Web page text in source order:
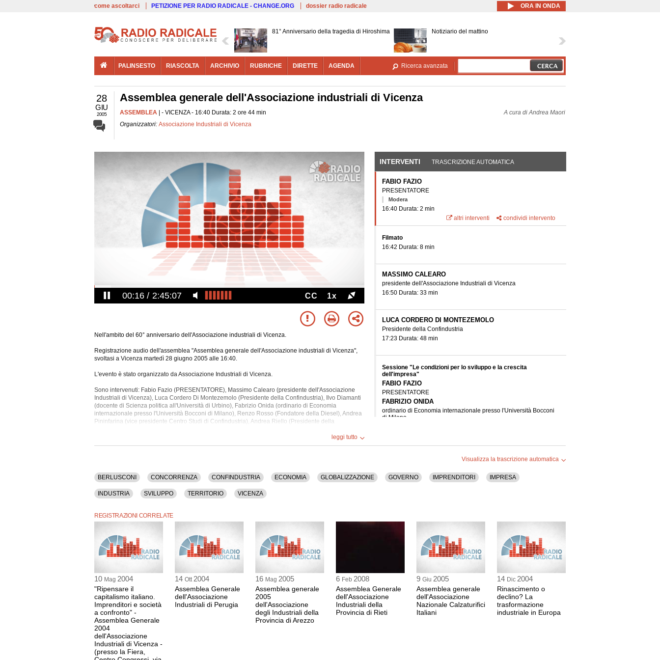
Salta al contenuto principale
come ascoltarci PETIZIONE PER RADIO RADICALE - CHANGE.ORG dossier radio radicale ORA IN ONDA
81° Anniversario della tragedia di Hiroshima Notiziario del mattino
PALINSESTO RIASCOLTA ARCHIVIO RUBRICHE DIRETTE AGENDA Ricerca avanzata
28
GIU
2005
Assemblea generale dell'Associazione industriali di Vicenza
ASSEMBLEA | - VICENZA - 16:40 Durata: 2 ore 44 min A cura diAndrea Maori
Organizzatori: Associazione Industriali di Vicenza
00:17 2:45:07 CC 1x
Nell'ambito del 60° anniversario dell'Associazione industriali di Vicenza.
Registrazione audio dell'assemblea "Assemblea generale dell'Associazione industriali di Vicenza",
svoltasi a Vicenza martedì 28 giugno 2005 alle 16:40.
L'evento è stato organizzato da Associazione Industriali di Vicenza.
Sono intervenuti: Fabio Fazio (PRESENTATORE), Massimo Calearo (presidente dell'Associazione
Industriali di Vicenza), Luca Cordero Di Montezemolo (Presidente della Confindustria), Ilvo Diamanti
(docente di Scienza politica all'Università di Urbino), Fabrizio Onida (ordinario di Economia
internazionale presso l'Università Bocconi di Milano), Renzo Rosso (Fondatore della Diesel), Andrea
Pininfarina (vice presidente Centro Studi di Confindustria), Andrea Riello (Presidente della
La registrazione audio dell'assemblea ha una durata di 2 ore e 44 minuti.
leggi tutto
INTERVENTI (SCHEDA ATTIVA)
TRASCRIZIONE AUTOMATICA
FABIO FAZIO
PRESENTATORE
Modera
16:40 Durata: 2 min
altri interventi
condividi intervento
Filmato
16:42 Durata: 8 min
MASSIMO CALEARO
presidente dell'Associazione Industriali di Vicenza
16:50 Durata: 33 min
LUCA CORDERO DI MONTEZEMOLO
Presidente della Confindustria
17:23 Durata: 48 min
Sessione "Le condizioni per lo sviluppo e la crescita
dell'impresa"
FABIO FAZIO
PRESENTATORE
FABRIZIO ONIDA
ordinario di Economia internazionale presso l'Università Bocconi
di Milano
18:11 Durata: 31 min
Sessione: "Le strategie delle imprese di fronte alla
competizione globale: l'impegno per la rinascita"
RENZO ROSSO
Fondatore della Diesel
MASSIMO CALEARO
presidente dell'Associazione Industriali di Vicenza
ANDREA RIELLO
Presidente della Confindustria del Veneto
19:07 Durata: 11 min
Visualizza la trascrizione automatica
BERLUSCONI CONCORRENZA CONFINDUSTRIA ECONOMIA GLOBALIZZAZIONE GOVERNO IMPRENDITORI IMPRESA
INDUSTRIA SVILUPPO TERRITORIO VICENZA
REGISTRAZIONI CORRELATE
10 Mag 2004
"Ripensare il
capitalismo italiano.
Imprenditori e società
a confronto" -
Assemblea Generale
2004
dell'Associazione
Industriali di Vicenza -
(presso la Fiera,
14 Ott 2004
Assemblea Generale
dell'Associazione
Industriali di Perugia
16 Mag 2005
Assemblea generale
2005
dell'Associazione
degli Industriali della
Provincia di Arezzo
6 Feb 2008
Assemblea Generale
dell'Associazione
Industriali della
Provincia di Rieti
9 Giu 2005
Assemblea generale
dell'Associazione
Nazionale Calzaturifici
Italiani
14 Dic 2004
Rinascimento o
declino? La
trasformazione
industriale in Europa